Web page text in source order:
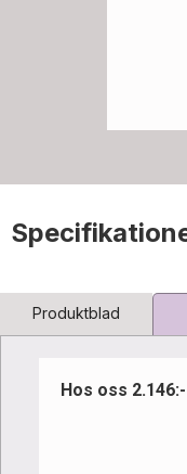
Produktblad
Hos oss